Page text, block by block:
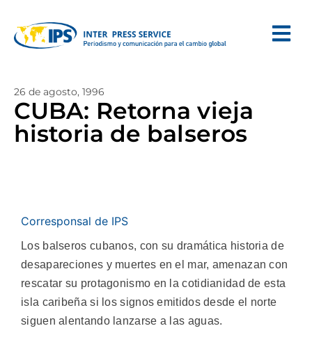
26 de agosto, 1996
CUBA: Retorna vieja
historia de balseros
Corresponsal de IPS
Los balseros cubanos, con su dramática historia de
desapareciones y muertes en el mar, amenazan con
rescatar su protagonismo en la cotidianidad de esta
isla caribeña si los signos emitidos desde el norte
siguen alentando lanzarse a las aguas.